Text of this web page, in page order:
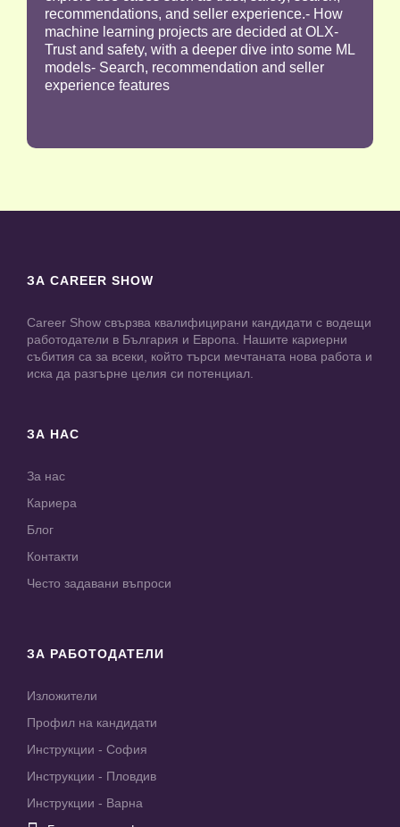
recommendations, and seller experience.- How
machine learning projects are decided at OLX-
Trust and safety, with a deeper dive into some ML
models- Search, recommendation and seller
experience features
ЗА CAREER SHOW
Career Show свързва квалифицирани кандидати с водещи
работодатели в България и Европа. Нашите кариерни
събития са за всеки, който търси мечтаната нова работа и
иска да разгърне целия си потенциал.
ЗА НАС
За нас
Кариера
Блог
Контакти
Често задавани въпроси
ЗА РАБОТОДАТЕЛИ
Изложители
Профил на кандидати
Инструкции - София
Инструкции - Пловдив
Инструкции - Варна